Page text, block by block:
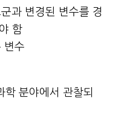
과 변경된 변수를 경
함
변수
학 분야에서 관찰되